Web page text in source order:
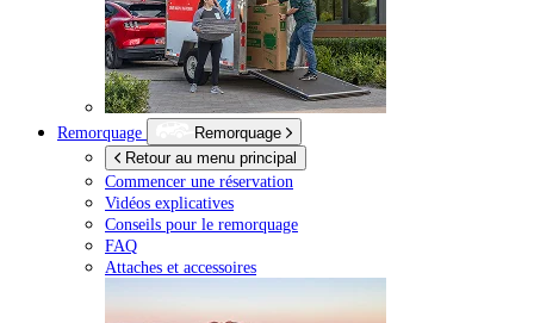
Remorquage
Remorquage
Retour au menu principal
Commencer une réservation
Vidéos explicatives
Conseils pour le remorquage
FAQ
Attaches et accessoires